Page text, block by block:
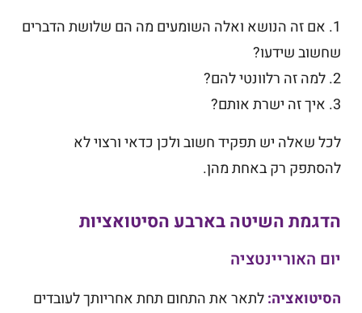
1. אם זה הנושא ואלה השומעים מה הם שלושת הדברים
שחשוב שידעו?
2. למה זה רלוונטי להם?
3. איך זה ישרת אותם?
לכל שאלה יש תפקיד חשוב ולכן כדאי ורצוי לא
להסתפק רק באחת מהן.
הדגמת השיטה בארבע הסיטואציות
יום האוריינטציה
הסיטואציה:לתאר את התחום תחת אחריותך לעובדים